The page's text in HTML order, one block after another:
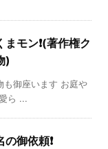
モン❗️(著作権ク
)
も御座います お庭や
ら ...
御依頼❗️